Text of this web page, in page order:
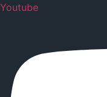
Youtube